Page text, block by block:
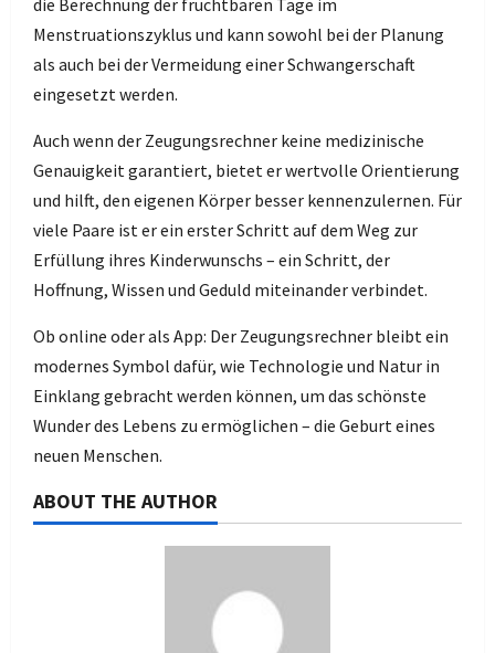
die Berechnung der fruchtbaren Tage im
Menstruationszyklus und kann sowohl bei der Planung
als auch bei der Vermeidung einer Schwangerschaft
eingesetzt werden.
Auch wenn der Zeugungsrechner keine medizinische
Genauigkeit garantiert, bietet er wertvolle Orientierung
und hilft, den eigenen Körper besser kennenzulernen. Für
viele Paare ist er ein erster Schritt auf dem Weg zur
Erfüllung ihres Kinderwunschs – ein Schritt, der
Hoffnung, Wissen und Geduld miteinander verbindet.
Ob online oder als App: Der Zeugungsrechner bleibt ein
modernes Symbol dafür, wie Technologie und Natur in
Einklang gebracht werden können, um das schönste
Wunder des Lebens zu ermöglichen – die Geburt eines
neuen Menschen.
ABOUT THE AUTHOR